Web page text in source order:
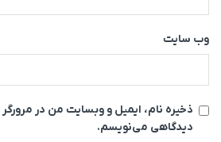
وب‌ سایت
ذخیره نام، ایمیل و وبسایت من در مرورگر
دیدگاهی می‌نویسم.